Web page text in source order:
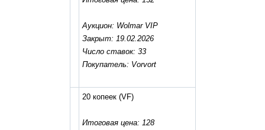
Аукцион: Wolmar VIP
Закрыт: 19.02.2026
Число ставок: 33
Покупатель: Vorvort
20 копеек(VF)
Итоговая цена: 128